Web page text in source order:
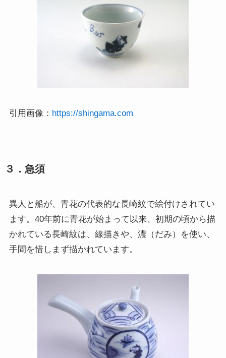
引用画像： https://shingama.com
３．急須
異人と船が、青花の代表的な長崎紋で絵付けされてい
ます。40年前に青花が始まって以来、初期の頃から描
かれている長崎紋は、線描きや、濃（だみ）を使い、
手間を惜しまず描かれています。